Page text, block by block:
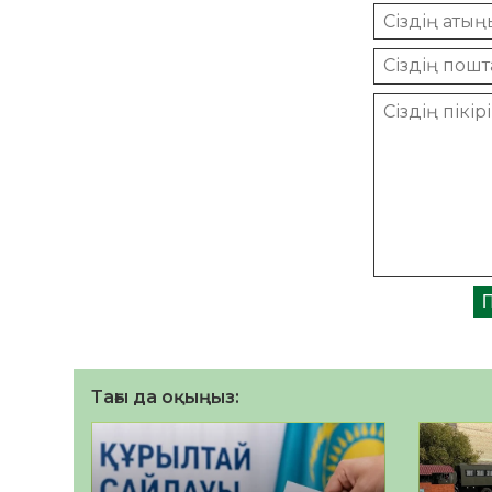
Тағы да оқыңыз: